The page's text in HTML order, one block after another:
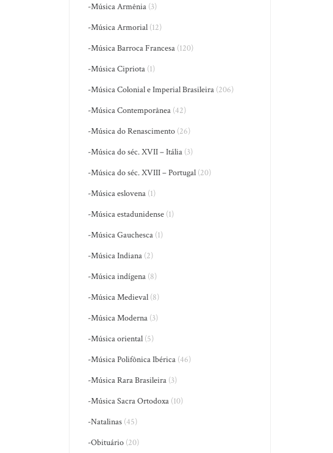
-Música Armênia (3)
-Música Armorial (12)
-Música Barroca Francesa (120)
-Música Cipriota (1)
-Música Colonial e Imperial Brasileira (206)
-Música Contemporânea (42)
-Música do Renascimento (26)
-Música do séc. XVII – Itália (3)
-Música do séc. XVIII – Portugal (20)
-Música eslovena (1)
-Música estadunidense (1)
-Música Gauchesca (1)
-Música Indiana (2)
-Música indígena (8)
-Música Medieval (8)
-Música Moderna (3)
-Música oriental (5)
-Música Polifônica Ibérica (46)
-Música Rara Brasileira (3)
-Música Sacra Ortodoxa (10)
-Natalinas (45)
-Obituário (20)